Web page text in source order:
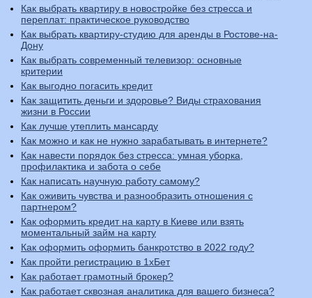
Как выбрать квартиру в новостройке без стресса и
переплат: практическое руководство
Как выбрать квартиру-студию для аренды в Ростове-на-
Дону
Как выбрать современный телевизор: основные
критерии
Как выгодно погасить кредит
Как защитить деньги и здоровье? Виды страхования
жизни в России
Как лучше утеплить мансарду
Как можно и как не нужно зарабатывать в интернете?
Как навести порядок без стресса: умная уборка,
профилактика и забота о себе
Как написать научную работу самому?
Как оживить чувства и разнообразить отношения с
партнером?
Как оформить кредит на карту в Киеве или взять
моментальный займ на карту
Как оформить оформить банкротство в 2022 году?
Как пройти регистрацию в 1хБет
Как работает грамотный брокер?
Как работает сквозная аналитика для вашего бизнеса?